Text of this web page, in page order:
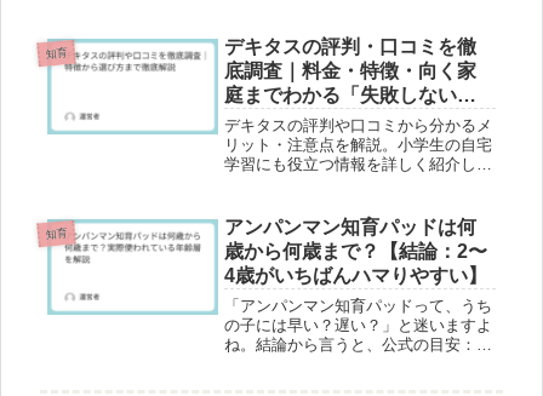
介。
知育
デキタスの評判・口コミを徹
底調査｜料金・特徴・向く家
庭までわかる「失敗しない選
び方」
デキタスの評判や口コミから分かるメ
リット・注意点を解説。小学生の自宅
学習にも役立つ情報を詳しく紹介しま
知育
アンパンマン知育パッドは何
歳から何歳まで？【結論：2〜
4歳がいちばんハマりやすい】
「アンパンマン知育パッドって、うち
の子には早い？遅い？」と迷いますよ
ね。結論から言うと、公式の目安：